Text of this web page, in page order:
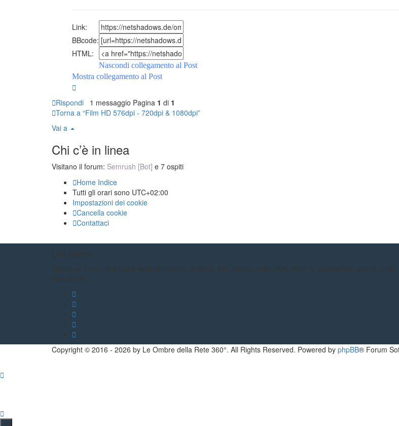
Link:
BBcode:
HTML:
Nascondi collegamento al Post
Mostra collegamento al Post
Rispondi 1 messaggio Pagina 1 di 1
Torna a “Film HD 576dpi - 720dpi & 1080dpi”
Vai a
Chi c’è in linea
Visitano il forum: Semrush [Bot] e 7 ospiti
Home Indice
Tutti gli orari sono UTC+02:00
Impostazioni dei cookie
Cancella cookie
Contattaci
Chi siamo
Siamo un forum che tratta varie tematiche: e-Book, film, anime, video libri, serie tv, programmi, giochi, video
click da te...
Copyright © 2016 - 2026 by Le Ombre della Rete 360°. All Rights Reserved. Powered by phpBB® Forum